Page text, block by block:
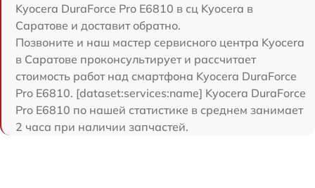
Kyocera DuraForce Pro E6810 в сц Kyocera в
Саратове и доставит обратно.
Позвоните и наш мастер сервисного центра Kyocera
в Саратове проконсультирует и рассчитает
стоимость работ над смартфона Kyocera DuraForce
Pro E6810. [dataset:services:name] Kyocera DuraForce
Pro E6810 по нашей статистике в среднем занимает
2 часа при наличии запчастей.